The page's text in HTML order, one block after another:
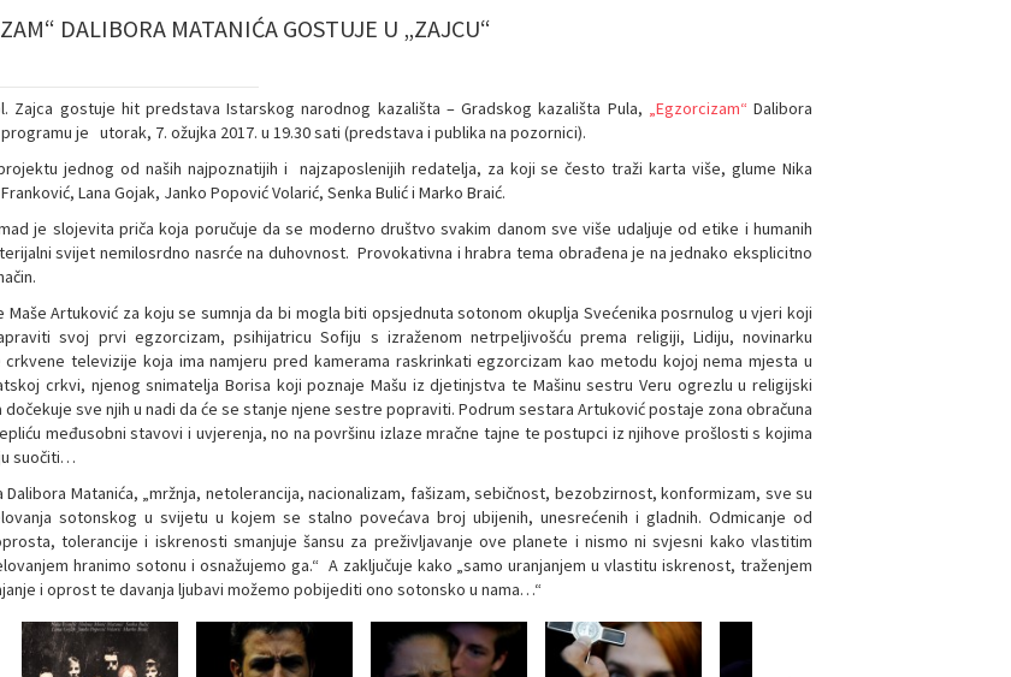
DALIBORA MATANIĆA GOSTUJE U „ZAJCU“
Zajca gostuje hit predstava Istarskog narodnog kazališta – Gradskog kazališta Pula, „Egzorcizam“ Dalibora
programu je utorak, 7. ožujka 2017. u 19.30 sati (predstava i publika na pozornici).
jednog od naših najpoznatijih i najzaposlenijih redatelja, za koji se često traži karta više, glume Nika
Lana Gojak, Janko Popović Volarić, Senka Bulić i Marko Braić.
je slojevita priča koja poručuje da se moderno društvo svakim danom sve više udaljuje od etike i humanih
svijet nemilosrdno nasrće na duhovnost. Provokativna i hrabra tema obrađena je na jednako eksplicitno
Maše Artuković za koju se sumnja da bi mogla biti opsjednuta sotonom okuplja Svećenika posrnulog u vjeri koji
svoj prvi egzorcizam, psihijatricu Sofiju s izraženom netrpeljivošću prema religiji, Lidiju, novinarku
crkvene televizije koja ima namjeru pred kamerama raskrinkati egzorcizam kao metodu kojoj nema mjesta u
crkvi, njenog snimatelja Borisa koji poznaje Mašu iz djetinjstva te Mašinu sestru Veru ogrezlu u religijski
dočekuje sve njih u nadi da će se stanje njene sestre popraviti. Podrum sestara Artuković postaje zona obračuna
međusobni stavovi i uvjerenja, no na površinu izlaze mračne tajne te postupci iz njihove prošlosti s kojima
suočiti…
Dalibora Matanića, „mržnja, netolerancija, nacionalizam, fašizam, sebičnost, bezobzirnost, konformizam, sve su
sotonskog u svijetu u kojem se stalno povećava broj ubijenih, unesrećenih i gladnih. Odmicanje od
tolerancije i iskrenosti smanjuje šansu za preživljavanje ove planete i nismo ni svjesni kako vlastitim
hranimo sotonu i osnažujemo ga.“ A zaključuje kako „samo uranjanjem u vlastitu iskrenost, traženjem
i oprost te davanja ljubavi možemo pobijediti ono sotonsko u nama…“